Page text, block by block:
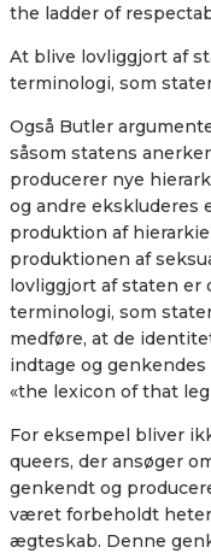
the ladder of
At blive lovliggjort af
terminologi, som
Også Butler
såsom statens
producerer nye
og andre ekskluderes
produktion af
produktionen af
lovliggjort af staten er
terminologi, som
medføre, at de
indtage og
«the lexicon of that
For eksempel bliver
queers, der ansøger
genkendt og
været forbeholdt
ægteskab. Denne